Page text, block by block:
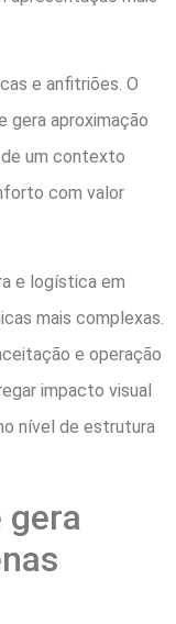
e anfitriões. O
gera aproximação
um contexto
com valor
e logística em
mais complexas.
e operação
impacto visual
nível de estrutura
gera